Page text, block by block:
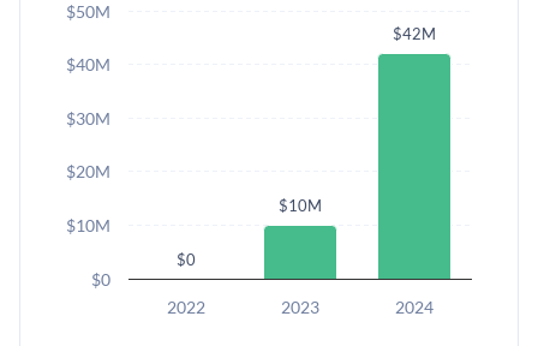
$0
$10M
$42M
2022 2023 2024
$0
$10M
$20M
$30M
$40M
$50M